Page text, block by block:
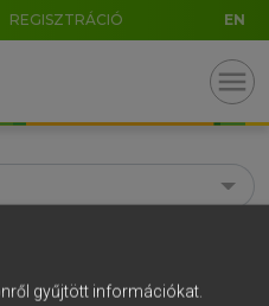
REGISZTRÁCIÓ EN
menu
gyűjtött információkat.